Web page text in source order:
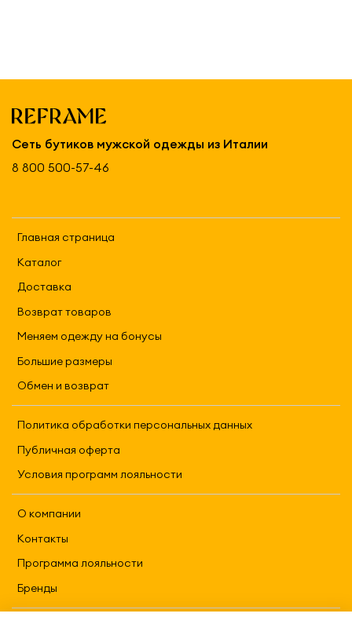
Главная страница
Каталог
Доставка
Возврат товаров
Меняем одежду на бонусы
Большие размеры
Обмен и возврат
Политика обработки персональных данных
Публичная оферта
Условия программ лояльности
О компании
Контакты
Программа лояльности
Бренды
Сеть бутиков мужской одежды из Италии
8 800 500-57-46